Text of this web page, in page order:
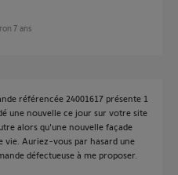
7 ans
référencée 24001617 présente 1
une nouvelle ce jour sur votre site
alors qu'une nouvelle façade
vie. Auriez-vous par hasard une
défectueuse à me proposer.